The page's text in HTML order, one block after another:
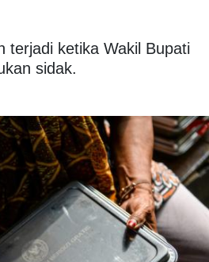
terjadi ketika Wakil Bupati
sidak.